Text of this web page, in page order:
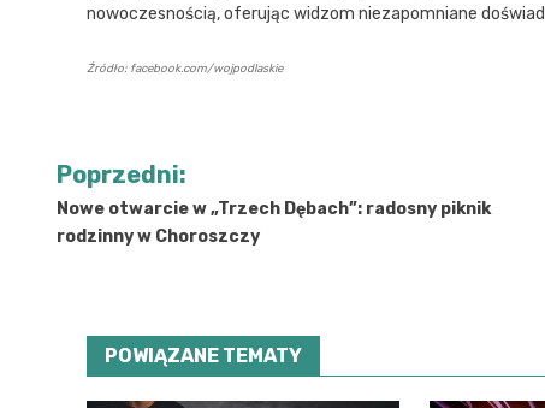
nowoczesnością, oferując widzom niezapomniane
Źródło: facebook.com/wojpodlaskie
Nawigacja
wpisu
Poprzedni:
Nowe otwarcie w „Trzech Dębach”: radosny piknik
rodzinny w Choroszczy
POWIĄZANE TEMATY